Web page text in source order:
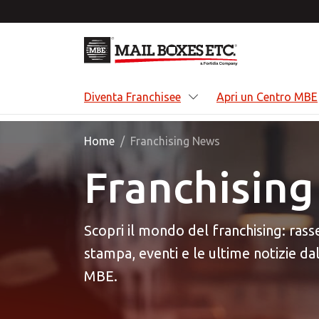
Diventa Franchisee
punto
Apri un Centro MBE
Le
tua
Home Franchising News
Scopri il mondo del franchising:
stampa, eventi e le ultime notizie
MBE.